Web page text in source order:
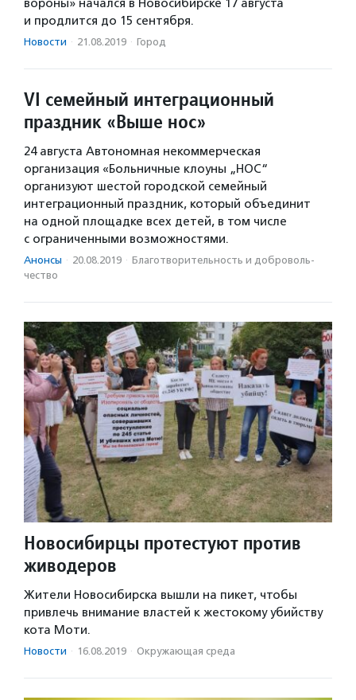
и продлится до 15 сентября.
Новости · 21.08.2019 · Город
VI семейный интеграционный
праздник «Выше нос»
24 августа Автономная некоммерческая
организация «Больничные клоуны „НОС“
организуют шестой городской семейный
интеграционный праздник, который объединит
на одной площадке всех детей, в том числе
с ограниченными возможностями.
Анонсы · 20.08.2019 · Благотвори­тель­ность и доброволь­
чест­во
Новосибирцы протестуют против
живодеров
Жители Новосибирска вышли на пикет, чтобы
привлечь внимание властей к жестокому убийству
кота Моти.
Новости · 16.08.2019 · Окружающая среда